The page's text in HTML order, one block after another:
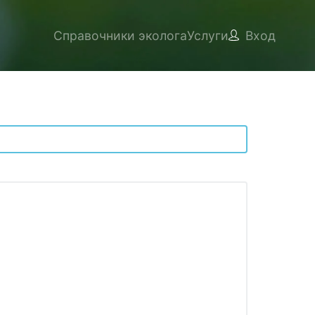
Справочники экологаУслуги Вход